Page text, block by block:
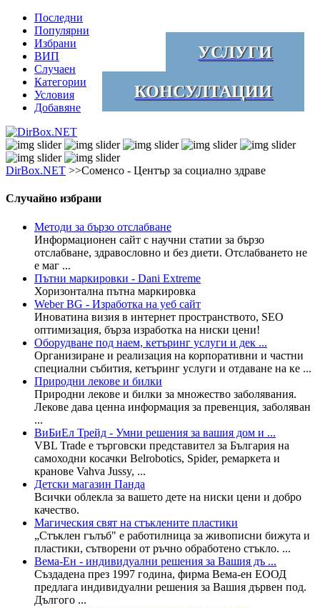
Последни
Популярни
Избрани
ВИП
Случаен
Категории
Условия
Добавяне
УСЛУГИ
КОНСУЛТАЦИИ
DirBox.NET >>Соменсо - Център за социално здраве
Случайно избрани
Методи за бързо отслабване
Информационен сайт с научни статии за бързо
отслабване, здравословно и без диети. Отслабването не
е маг ...
Пътни маркировки - Dani Extreme
Хоризонтална пътна маркировка
Weber BG - Изработка на уеб сайт
Иноватина визия в интернет пространството, SEO
оптимизация, бърза изработка на ниски цени!
Оборудване под наем, кетъринг услуги и дек ...
Организиране и реализация на корпоративни и частни
специални събития, кетъринг услуги и отдаване на ке ...
Природни лекове и билки
Природни лекове и билки за множество заболявания.
Лекове дава ценна информация за превенция, заболяван
...
ВиБиЕл Трейд - Умни решения за вашия дом и ...
VBL Trade е търговски представител за България на
самоходни косачки Belrobotics, Spider, ремаркета и
кранове Vahva Jussy, ...
Детски магазин Панда
Всички облекла за вашето дете на ниски цени и добро
качество.
Магическия свят на стъклените пластики
„Стъклен гълъб" е работилница за живописни бижута и
пластики, сътворени от ръчно обработено стъкло. ...
Вема-Ен - индивидуални решения за Вашия дъ ...
Създадена през 1997 година, фирма Вема-ен ЕООД
предлага индивидуални решения за Вашия дървен под.
Дългого ...